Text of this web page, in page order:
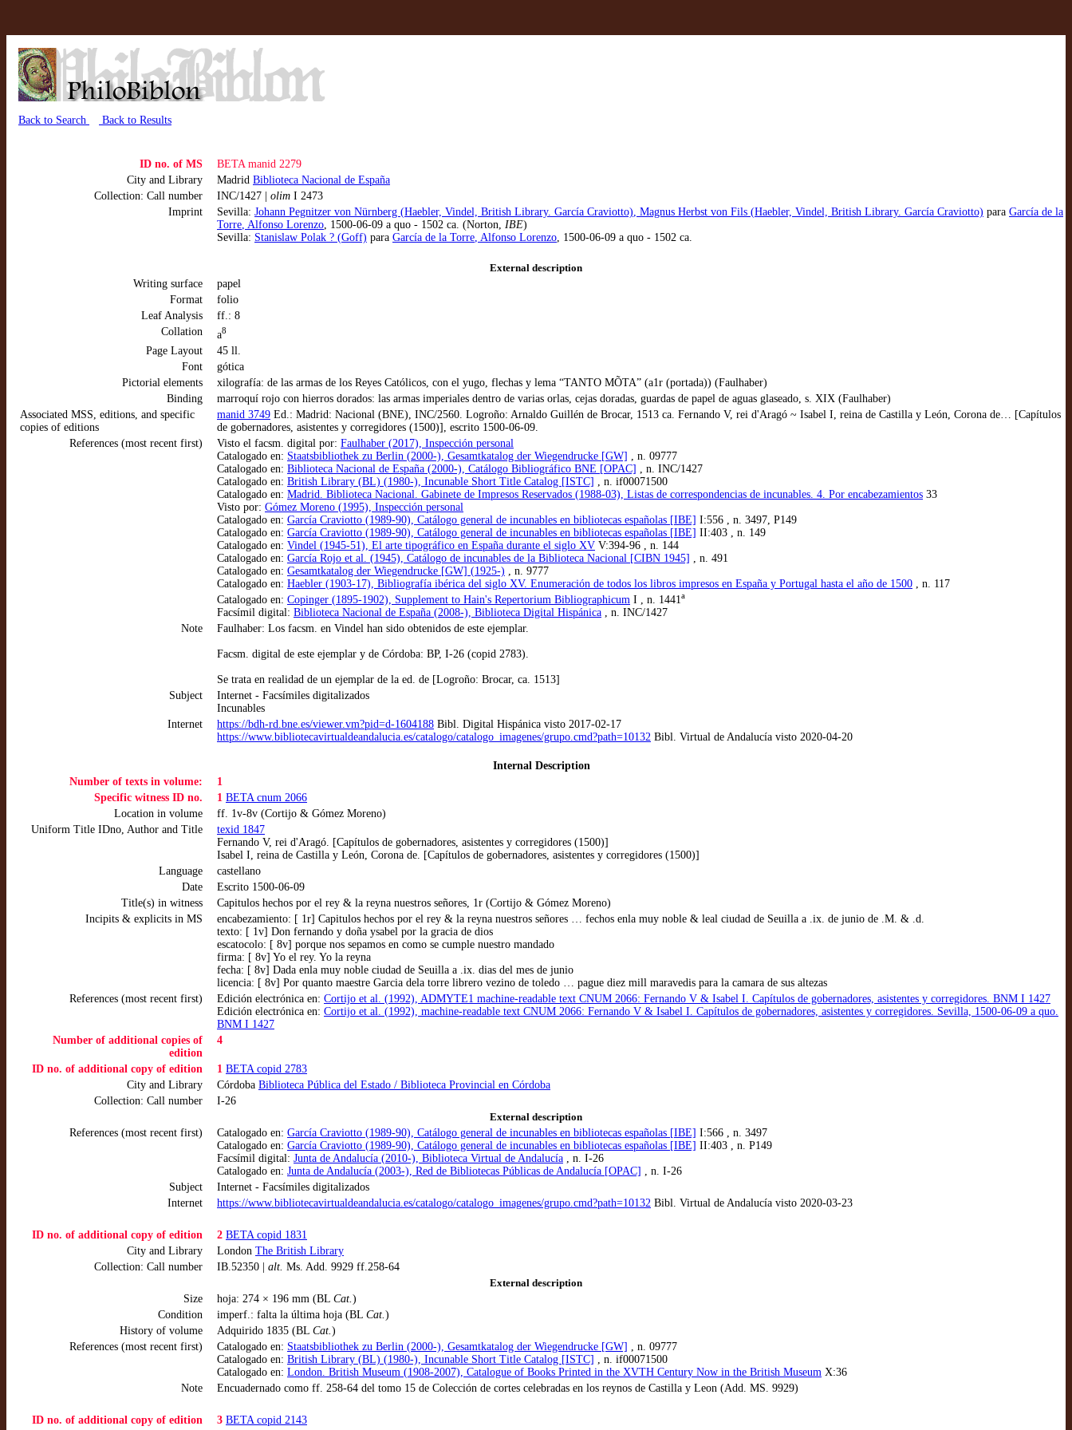
Back to Search Back to Results
ID no. of MS
BETA manid 2279
City and Library
Madrid Biblioteca Nacional de España
Collection: Call number
INC/1427 | olim I 2473
Imprint
Sevilla: Johann Pegnitzer von Nürnberg (Haebler, Vindel, British Library. García Craviotto), Magnus Herbst von Fils (Haebler, Vindel, British Library. García Craviotto) para García de la
Torre, Alfonso Lorenzo, 1500-06-09 a quo - 1502 ca. (Norton, IBE)
Sevilla: Stanislaw Polak ? (Goff) para García de la Torre, Alfonso Lorenzo, 1500-06-09 a quo - 1502 ca.
External description
Writing surface
papel
Format
folio
Leaf Analysis
ff.: 8
Collation
a8
Page Layout
45 ll.
Font
gótica
Pictorial elements
xilografía: de las armas de los Reyes Católicos, con el yugo, flechas y lema “TANTO MÕTA” (a1r (portada)) (Faulhaber)
Binding
marroquí rojo con hierros dorados: las armas imperiales dentro de varias orlas, cejas doradas, guardas de papel de aguas glaseado, s. XIX (Faulhaber)
Associated MSS, editions, and specific
copies of editions
manid 3749 Ed.: Madrid: Nacional (BNE), INC/2560. Logroño: Arnaldo Guillén de Brocar, 1513 ca. Fernando V, rei d'Aragó ~ Isabel I, reina de Castilla y León, Corona de… [Capítulos
de gobernadores, asistentes y corregidores (1500)], escrito 1500-06-09.
References (most recent first)
Visto el facsm. digital por: Faulhaber (2017), Inspección personal
Catalogado en: Staatsbibliothek zu Berlin (2000-), Gesamtkatalog der Wiegendrucke [GW] , n. 09777
Catalogado en: Biblioteca Nacional de España (2000-), Catálogo Bibliográfico BNE [OPAC] , n. INC/1427
Catalogado en: British Library (BL) (1980-), Incunable Short Title Catalog [ISTC] , n. if00071500
Catalogado en: Madrid. Biblioteca Nacional. Gabinete de Impresos Reservados (1988-03), Listas de correspondencias de incunables. 4. Por encabezamientos 33
Visto por: Gómez Moreno (1995), Inspección personal
Catalogado en: García Craviotto (1989-90), Catálogo general de incunables en bibliotecas españolas [IBE] I:556 , n. 3497, P149
Catalogado en: García Craviotto (1989-90), Catálogo general de incunables en bibliotecas españolas [IBE] II:403 , n. 149
Catalogado en: Vindel (1945-51), El arte tipográfico en España durante el siglo XV V:394-96 , n. 144
Catalogado en: García Rojo et al. (1945), Catálogo de incunables de la Biblioteca Nacional [CIBN 1945] , n. 491
Catalogado en: Gesamtkatalog der Wiegendrucke [GW] (1925-) , n. 9777
Catalogado en: Haebler (1903-17), Bibliografía ibérica del siglo XV. Enumeración de todos los libros impresos en España y Portugal hasta el año de 1500 , n. 117
Catalogado en: Copinger (1895-1902), Supplement to Hain's Repertorium Bibliographicum I , n. 1441a
Facsímil digital: Biblioteca Nacional de España (2008-), Biblioteca Digital Hispánica , n. INC/1427
Note
Faulhaber: Los facsm. en Vindel han sido obtenidos de este ejemplar.
Facsm. digital de este ejemplar y de Córdoba: BP, I-26 (copid 2783).
Se trata en realidad de un ejemplar de la ed. de [Logroño: Brocar, ca. 1513]
Subject
Internet - Facsímiles digitalizados
Incunables
Internet
https://bdh-rd.bne.es/viewer.vm?pid=d-1604188 Bibl. Digital Hispánica visto 2017-02-17
https://www.bibliotecavirtualdeandalucia.es/catalogo/catalogo_imagenes/grupo.cmd?path=10132 Bibl. Virtual de Andalucía visto 2020-04-20
Internal Description
Number of texts in volume:
1
Specific witness ID no.
1 BETA cnum 2066
Location in volume
ff. 1v-8v (Cortijo & Gómez Moreno)
Uniform Title IDno, Author and Title
texid 1847
Fernando V, rei d'Aragó. [Capítulos de gobernadores, asistentes y corregidores (1500)]
Isabel I, reina de Castilla y León, Corona de. [Capítulos de gobernadores, asistentes y corregidores (1500)]
Language
castellano
Date
Escrito 1500-06-09
Title(s) in witness
Capitulos hechos por el rey & la reyna nuestros señores, 1r (Cortijo & Gómez Moreno)
Incipits & explicits in MS
encabezamiento: [ 1r] Capitulos hechos por el rey & la reyna nuestros señores … fechos enla muy noble & leal ciudad de Seuilla a .ix. de junio de .M. & .d.
texto: [ 1v] Don fernando y doña ysabel por la gracia de dios
escatocolo: [ 8v] porque nos sepamos en como se cumple nuestro mandado
firma: [ 8v] Yo el rey. Yo la reyna
fecha: [ 8v] Dada enla muy noble ciudad de Seuilla a .ix. dias del mes de junio
licencia: [ 8v] Por quanto maestre Garcia dela torre librero vezino de toledo … pague diez mill maravedis para la camara de sus altezas
References (most recent first)
Edición electrónica en: Cortijo et al. (1992), ADMYTE1 machine-readable text CNUM 2066: Fernando V & Isabel I. Capítulos de gobernadores, asistentes y corregidores. BNM I 1427
Edición electrónica en: Cortijo et al. (1992), machine-readable text CNUM 2066: Fernando V & Isabel I. Capítulos de gobernadores, asistentes y corregidores. Sevilla, 1500-06-09 a quo.
BNM I 1427
Number of additional copies of
edition
4
ID no. of additional copy of edition 1 BETA copid 2783
City and Library
Córdoba Biblioteca Pública del Estado / Biblioteca Provincial en Córdoba
Collection: Call number
I-26
External description
References (most recent first)
Catalogado en: García Craviotto (1989-90), Catálogo general de incunables en bibliotecas españolas [IBE] I:566 , n. 3497
Catalogado en: García Craviotto (1989-90), Catálogo general de incunables en bibliotecas españolas [IBE] II:403 , n. P149
Facsímil digital: Junta de Andalucía (2010-), Biblioteca Virtual de Andalucía , n. I-26
Catalogado en: Junta de Andalucía (2003-), Red de Bibliotecas Públicas de Andalucía [OPAC] , n. I-26
Subject
Internet - Facsímiles digitalizados
Internet
https://www.bibliotecavirtualdeandalucia.es/catalogo/catalogo_imagenes/grupo.cmd?path=10132 Bibl. Virtual de Andalucía visto 2020-03-23
ID no. of additional copy of edition 2 BETA copid 1831
City and Library
London The British Library
Collection: Call number
IB.52350 | alt. Ms. Add. 9929 ff.258-64
External description
Size
hoja: 274 × 196 mm (BL Cat.)
Condition
imperf.: falta la última hoja (BL Cat.)
History of volume
Adquirido 1835 (BL Cat.)
References (most recent first)
Catalogado en: Staatsbibliothek zu Berlin (2000-), Gesamtkatalog der Wiegendrucke [GW] , n. 09777
Catalogado en: British Library (BL) (1980-), Incunable Short Title Catalog [ISTC] , n. if00071500
Catalogado en: London. British Museum (1908-2007), Catalogue of Books Printed in the XVTH Century Now in the British Museum X:36
Note
Encuadernado como ff. 258-64 del tomo 15 de Colección de cortes celebradas en los reynos de Castilla y Leon (Add. MS. 9929)
ID no. of additional copy of edition 3 BETA copid 2143